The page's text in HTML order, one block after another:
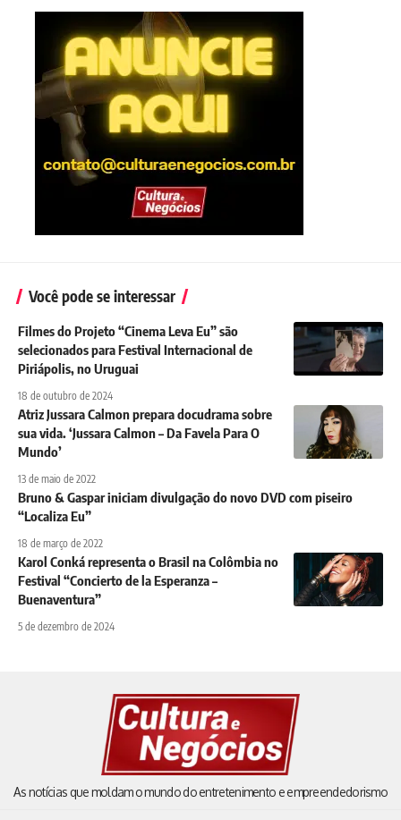
Você pode se interessar
Filmes do Projeto “Cinema Leva Eu” são
selecionados para Festival Internacional de
Piriápolis, no Uruguai
18 de outubro de 2024
Atriz Jussara Calmon prepara docudrama sobre
sua vida. ‘Jussara Calmon – Da Favela Para O
Mundo’
13 de maio de 2022
Bruno & Gaspar iniciam divulgação do novo DVD com piseiro
“Localiza Eu”
18 de março de 2022
Karol Conká representa o Brasil na Colômbia no
Festival “Concierto de la Esperanza –
Buenaventura”
5 de dezembro de 2024
As notícias que moldam o mundo do entretenimento e empreendedorismo